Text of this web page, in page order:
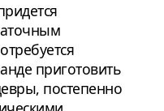
приготовить
постепенно